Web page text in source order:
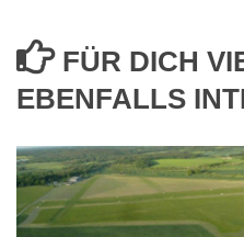
FÜR DICH
EBENFALLS